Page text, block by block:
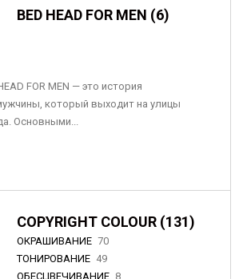
BED HEAD FOR MEN (6)
FOR MEN — это история
который выходит на улицы
Основными...
COPYRIGHT COLOUR (131)
ОКРАШИВАНИЕ 70
ТОНИРОВАНИЕ 49
ОБЕСЦВЕЧИВАНИЕ 8